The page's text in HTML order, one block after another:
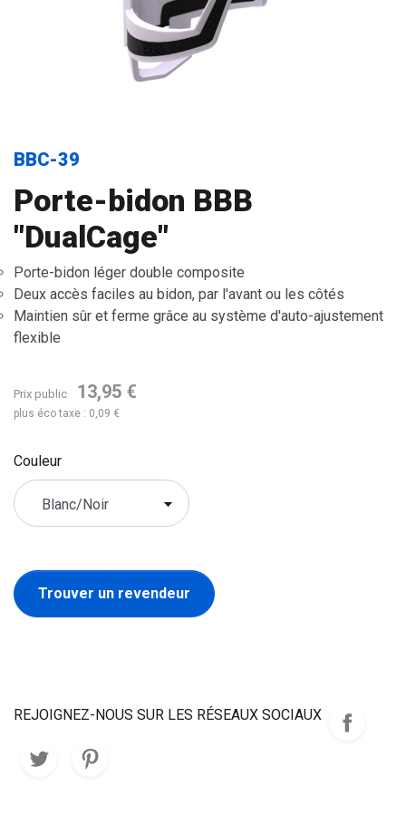
BBC-39
Porte-bidon BBB
"DualCage"
Porte-bidon léger double composite
Deux accès faciles au bidon, par l'avant ou les côtés
Maintien sûr et ferme grâce au système d'auto-ajustement
flexible
Prix public 13,95 €
plus éco taxe : 0,09 €
Couleur
Trouver un revendeur
REJOIGNEZ-NOUS SUR LES RÉSEAUX SOCIAUX